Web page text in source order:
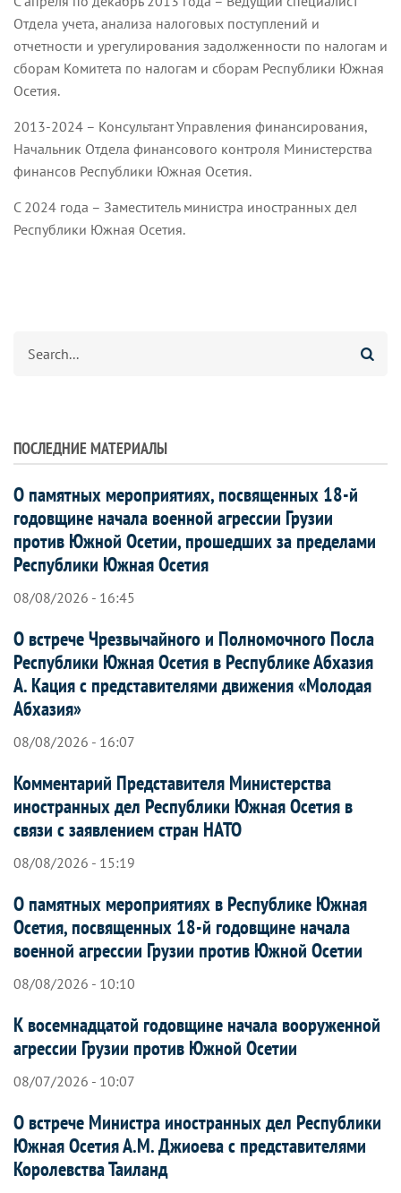
Отдела учета, анализа налоговых поступлений и
отчетности и урегулирования задолженности по налогам и
сборам Комитета по налогам и сборам Республики Южная
Осетия.
2013-2024 – Консультант Управления финансирования,
Начальник Отдела финансового контроля Министерства
финансов Республики Южная Осетия.
С 2024 года – Заместитель министра иностранных дел
Республики Южная Осетия.
ПОСЛЕДНИЕ МАТЕРИАЛЫ
О памятных мероприятиях, посвященных 18-й
годовщине начала военной агрессии Грузии
против Южной Осетии, прошедших за пределами
Республики Южная Осетия
08/08/2026 - 16:45
О встрече Чрезвычайного и Полномочного Посла
Республики Южная Осетия в Республике Абхазия
А. Кация с представителями движения «Молодая
Абхазия»
08/08/2026 - 16:07
Комментарий Представителя Министерства
иностранных дел Республики Южная Осетия в
связи с заявлением стран НАТО
08/08/2026 - 15:19
О памятных мероприятиях в Республике Южная
Осетия, посвященных 18-й годовщине начала
военной агрессии Грузии против Южной Осетии
08/08/2026 - 10:10
К восемнадцатой годовщине начала вооруженной
агрессии Грузии против Южной Осетии
08/07/2026 - 10:07
О встрече Министра иностранных дел Республики
Южная Осетия А.М. Джиоева с представителями
Королевства Таиланд